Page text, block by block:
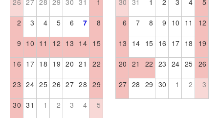
2 3 4 5 6 7 8
9 10 11 12 13 14 15
16 17 18 19 20 21 22
23 24 25 26 27 28 29
30 31 1 2 3 4 5
6 7 8 9 10 11 12
13 14 15 16 17 18 19
20 21 22 23 24 25 26
27 28 29 30 1 2 3